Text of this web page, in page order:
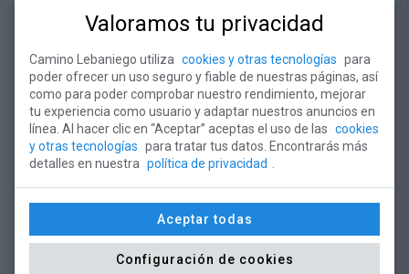
La Fundación refuerza la colaboración
con Alfoz de Lloredo y el Camino de
Santiago de la Costa
Valoramos tu privacidad
Camino Lebaniego utiliza cookies y otras tecnologías para
poder ofrecer un uso seguro y fiable de nuestras páginas, así
como para poder comprobar nuestro rendimiento, mejorar
tu experiencia como usuario y adaptar nuestros anuncios en
línea. Al hacer clic en “Aceptar” aceptas el uso de las cookies
y otras tecnologías para tratar tus datos. Encontrarás más
detalles en nuestra política de privacidad
Aceptar todas
Configuración de cookies